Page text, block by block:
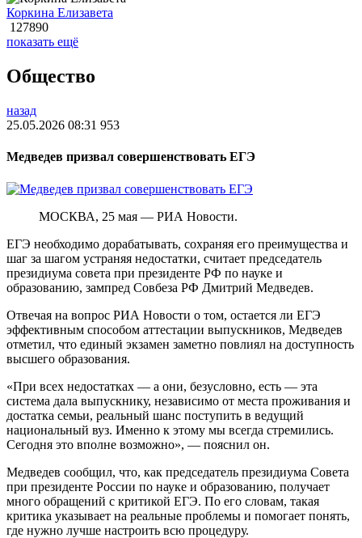
Коркина Елизавета
127890
показать ещё
Общество
назад
25.05.2026 08:31 953
Медведев призвал совершенствовать ЕГЭ
МОСКВА, 25 мая — РИА Новости.
ЕГЭ необходимо дорабатывать, сохраняя его преимущества и
шаг за шагом устраняя недостатки, считает председатель
президиума совета при президенте РФ по науке и
образованию, зампред Совбеза РФ Дмитрий Медведев.
Отвечая на вопрос РИА Новости о том, остается ли ЕГЭ
эффективным способом аттестации выпускников, Медведев
отметил, что единый экзамен заметно повлиял на доступность
высшего образования.
«При всех недостатках — а они, безусловно, есть — эта
система дала выпускнику, независимо от места проживания и
достатка семьи, реальный шанс поступить в ведущий
национальный вуз. Именно к этому мы всегда стремились.
Сегодня это вполне возможно», — пояснил он.
Медведев сообщил, что, как председатель президиума Совета
при президенте России по науке и образованию, получает
много обращений с критикой ЕГЭ. По его словам, такая
критика указывает на реальные проблемы и помогает понять,
где нужно лучше настроить всю процедуру.